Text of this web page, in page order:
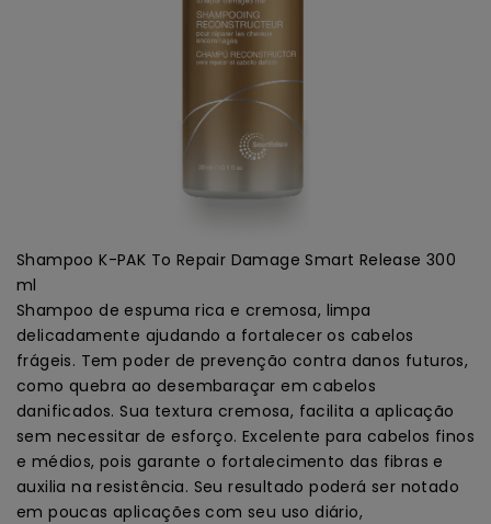
Shampoo K-PAK To Repair Damage Smart Release 300
ml
Shampoo de espuma rica e cremosa, limpa
delicadamente ajudando a fortalecer os cabelos
frágeis. Tem poder de prevenção contra danos futuros,
como quebra ao desembaraçar em cabelos
danificados. Sua textura cremosa, facilita a aplicação
sem necessitar de esforço. Excelente para cabelos finos
e médios, pois garante o fortalecimento das fibras e
auxilia na resistência. Seu resultado poderá ser notado
em poucas aplicações com seu uso diário,